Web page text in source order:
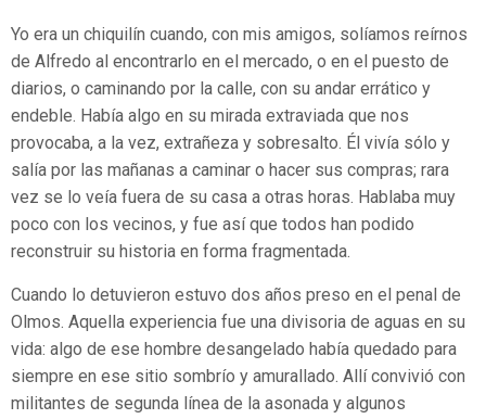
Yo era un chiquilín cuando, con mis amigos, solíamos reírnos
de Alfredo al encontrarlo en el mercado, o en el puesto de
diarios, o caminando por la calle, con su andar errático y
endeble. Había algo en su mirada extraviada que nos
provocaba, a la vez, extrañeza y sobresalto. Él vivía sólo y
salía por las mañanas a caminar o hacer sus compras; rara
vez se lo veía fuera de su casa a otras horas. Hablaba muy
poco con los vecinos, y fue así que todos han podido
reconstruir su historia en forma fragmentada.
Cuando lo detuvieron estuvo dos años preso en el penal de
Olmos. Aquella experiencia fue una divisoria de aguas en su
vida: algo de ese hombre desangelado había quedado para
siempre en ese sitio sombrío y amurallado. Allí convivió con
militantes de segunda línea de la asonada y algunos